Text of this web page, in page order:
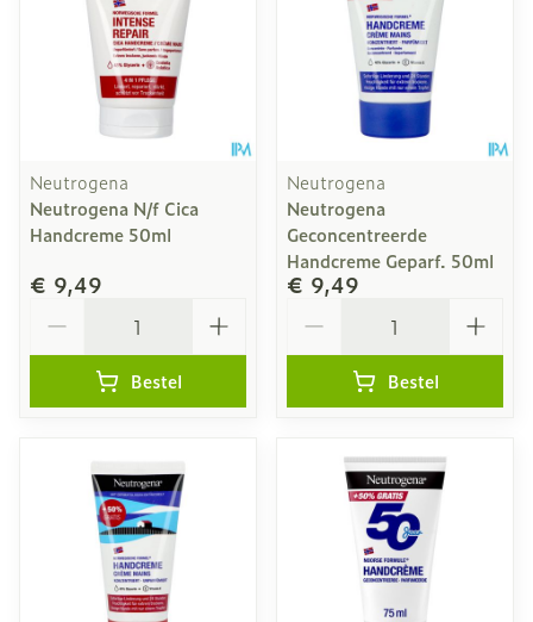
Neutrogena
Neutrogena N/f Cica
Handcreme 50ml
€ 9,49
Bestel
Neutrogena
Neutrogena
Geconcentreerde
Handcreme Geparf. 50ml
€ 9,49
Bestel